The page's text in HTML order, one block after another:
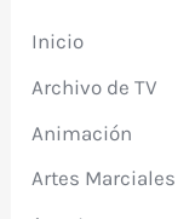
Inicio
Archivo de TV
Animación
Artes Marciales